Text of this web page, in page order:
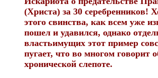
(Христа) за 30 серебренников!
этого свинства, как всем уже
пошел и удавился, однако
властьимущих этот пример
пугает, что во многом говорит
хронической слепоте.